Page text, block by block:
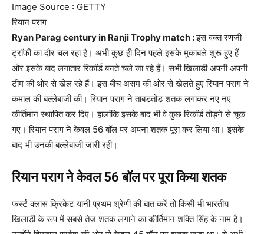
Image Source : GETTY
रियान पराग
Ryan Parag century in Ranji Trophy match :इस वक्त रणजी
ट्रॉफी का दौर चल रहा है। अभी कुछ ही दिन पहले इसके मुकाबले शुरू हुए हैं
और इसके बाद लगातार रिकॉर्ड बनते चले जा रहे हैं। सभी खिलाड़ी अपनी अपनी
टीम की ओर से खेल रहे हैं। इस बीच असम की ओर से खेलते हुए रियान पराग ने
कमाल की बल्लेबाजी की। रियान पराग ने ताबड़तोड़ शतक लगाकर नए नए
कीर्तिमान स्थापित कर दिए। हालांकि इसके बाद भी वे कुछ रिकॉर्ड तोड़ने से चूक
गए। रियान पराग ने केवल 56 बॉल पर अपना शतक पूरा कर लिया था। इसके
बाद भी उनकी बल्लेबाजी जारी रही।
रियान पराग ने केवल 56 बॉल पर पूरा किया शतक
फर्स्ट क्लास क्रिकेट यानी प्रथम श्रेणी की बात करें तो किसी भी भारतीय
खिलाड़ी के रूप में सबसे तेज शतक लगाने का कीर्तिमान शक्ति सिंह के नाम है।